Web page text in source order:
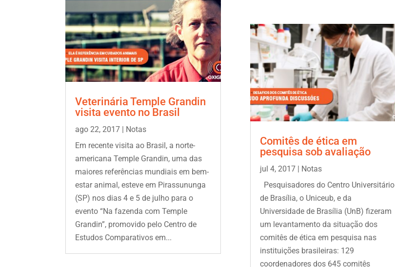
Veterinária Temple Grandin
visita evento no Brasil
ago 22, 2017 | Notas
Em recente visita ao Brasil, a norte-
americana Temple Grandin, uma das
maiores referências mundiais em bem-
estar animal, esteve em Pirassununga
(SP) nos dias 4 e 5 de julho para o
evento “Na fazenda com Temple
Grandin”, promovido pelo Centro de
Estudos Comparativos em...
Comitês de ética em
pesquisa sob avaliação
jul 4, 2017| Notas
Pesquisadores do Centro Universitário
de Brasília, o Uniceub, e da
Universidade de Brasília (UnB) fizeram
um levantamento da situação dos
comitês de ética em pesquisa nas
instituições brasileiras: 129
coordenadores dos 645 comitês